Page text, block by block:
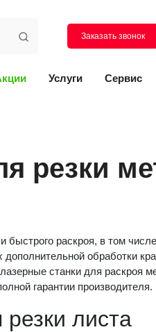
Заказать звонок
Услуги Сервис
резки
раскроя, в том
обработки
станки для раскроя
гарантии производителя.
листа